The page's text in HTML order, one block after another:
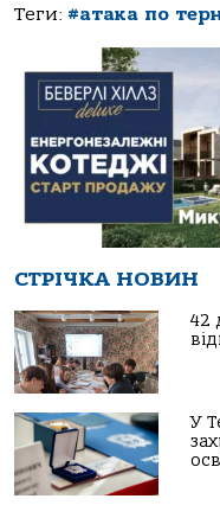
Теги: #атака по
СТРІЧКА НОВИН
42
У